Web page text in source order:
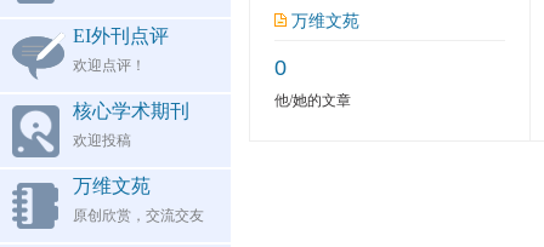
EI外刊点评
欢迎点评！
核心学术期刊
欢迎投稿
万维文苑
原创欣赏，交流交友
万维文苑
0
他/她的文章